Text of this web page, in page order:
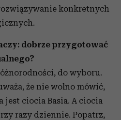
konkretnych
dobrze przygotować
do wyboru.
że nie wolno mówić,
jest ciocia Basia. A ciocia
razy dziennie. Popatrz,